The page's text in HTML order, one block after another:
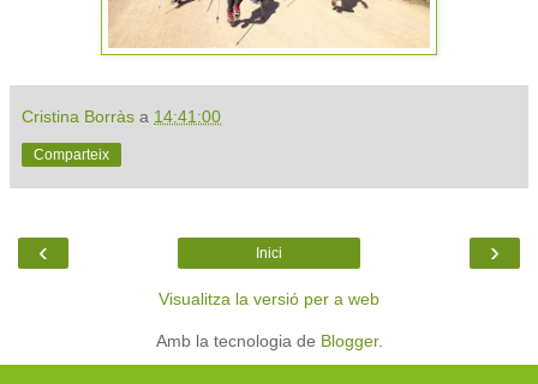
Cristina Borràs a 14:41:00
Comparteix
‹ ›
Inici
Visualitza la versió per a web
Amb la tecnologia de Blogger.